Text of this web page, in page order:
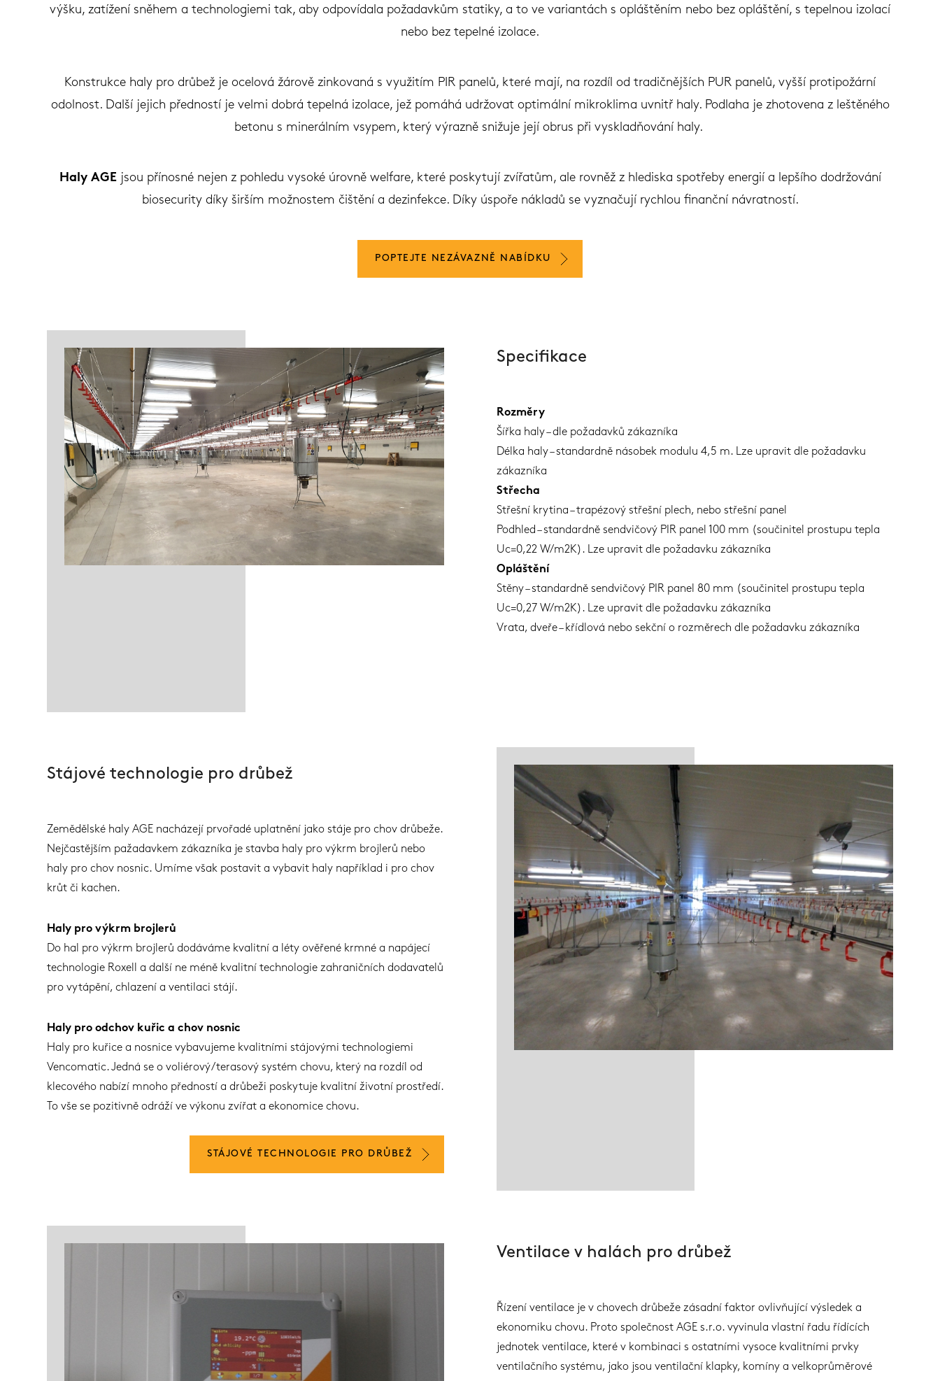
výšku, zatížení sněhem a technologiemi tak, aby odpovídala požadavkům statiky, a to ve variantách s opláštěním nebo bez opláštění, s tepelnou izolací
nebo bez tepelné izolace.
Konstrukce haly pro drůbež je ocelová žárově zinkovaná s využitím PIR panelů, které mají, na rozdíl od tradičnějších PUR panelů, vyšší protipožární
odolnost. Další jejich předností je velmi dobrá tepelná izolace, jež pomáhá udržovat optimální mikroklima uvnitř haly. Podlaha je zhotovena z leštěného
betonu s minerálním vsypem, který výrazně snižuje její obrus při vyskladňování haly.
Haly AGEjsou přínosné nejen z pohledu vysoké úrovně welfare, které poskytují zvířatům, ale rovněž z hlediska spotřeby energií a lepšího dodržování
biosecurity díky širším možnostem čištění a dezinfekce. Díky úspoře nákladů se vyznačují rychlou finanční návratností.
POPTEJTE NEZÁVAZNĚ NABÍDKU
Specifikace
Rozměry
Šířka haly – dle požadavků zákazníka
Délka haly – standardně násobek modulu 4,5 m. Lze upravit dle požadavku
zákazníka
Střecha
Střešní krytina – trapézový střešní plech, nebo střešní panel
Podhled – standardně sendvičový PIR panel 100 mm (součinitel prostupu tepla
Uc=0,22 W/m2K). Lze upravit dle požadavku zákazníka
Opláštění
Stěny – standardně sendvičový PIR panel 80 mm (součinitel prostupu tepla
Uc=0,27 W/m2K). Lze upravit dle požadavku zákazníka
Vrata, dveře – křídlová nebo sekční o rozměrech dle požadavku zákazníka
Stájové technologie pro drůbež
Zemědělské haly AGE nacházejí prvořadé uplatnění jako stáje pro chov drůbeže.
Nejčastějším pažadavkem zákazníka je stavba haly pro výkrm brojlerů nebo
haly pro chov nosnic. Umíme však postavit a vybavit haly například i pro chov
krůt či kachen.
Haly pro výkrm brojlerů
Do hal pro výkrm brojlerů dodáváme kvalitní a léty ověřené krmné a napájecí
technologie Roxell a další ne méně kvalitní technologie zahraničních dodavatelů
pro vytápění, chlazení a ventilaci stájí.
Haly pro odchov kuřic a chov nosnic
Haly pro kuřice a nosnice vybavujeme kvalitními stájovými technologiemi
Vencomatic. Jedná se o voliérový/terasový systém chovu, který na rozdíl od
klecového nabízí mnoho předností a drůbeži poskytuje kvalitní životní prostředí.
To vše se pozitivně odráží ve výkonu zvířat a ekonomice chovu.
STÁJOVÉ TECHNOLOGIE PRO DRŮBEŽ
Ventilace v halách pro drůbež
Řízení ventilace je v chovech drůbeže zásadní faktor ovlivňující výsledek a
ekonomiku chovu. Proto společnost AGE s.r.o. vyvinula vlastní řadu řídících
jednotek ventilace, které v kombinaci s ostatními vysoce kvalitními prvky
ventilačního systému, jako jsou ventilační klapky, komíny a velkoprůměrové